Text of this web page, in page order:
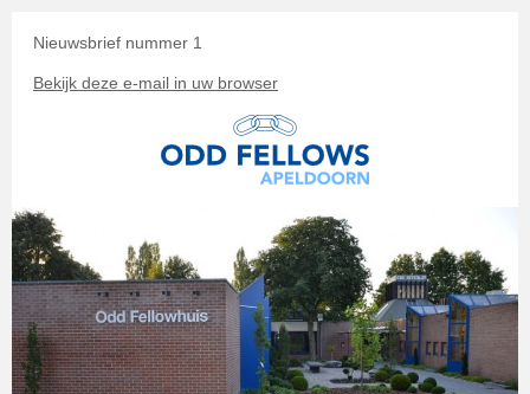
Nieuwsbrief nummer 1
Bekijk deze e-mail in uw browser